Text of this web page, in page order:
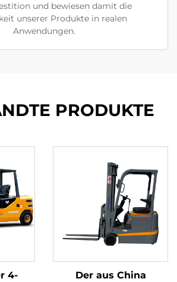
und bewiesen damit die
unserer Produkte in realen
Anwendungen.
PRODUKTE
4-
Der aus China